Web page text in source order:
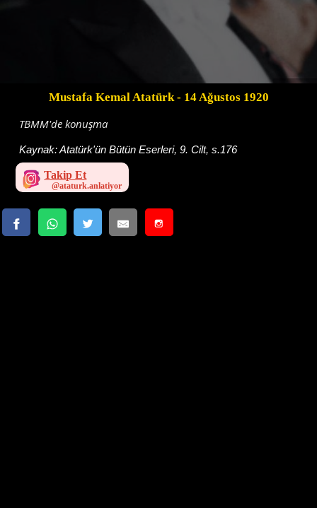
Mustafa Kemal Atatürk- 14 Ağustos 1920
TBMM'de konuşma
Kaynak:Atatürk'ün Bütün Eserleri, 9. Cilt, s.176
Takip Et